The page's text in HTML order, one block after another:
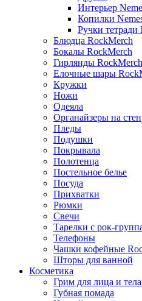
Интерьер
Копилки
Ручки тетради
Блюдца RockMerch
Бокалы RockMerch
Гирлянды RockMerch
Елочные шары
Кружки
Ножи
Одеяла
Органайзеры на
Пледы
Подушки
Покрывала
Полотенца
Постельное белье
Посуда
Прихватки
Рюмки
Свечи
Тарелки с рок-
Телефоны
Чашки кофейные
Шторы для ванной
Косметика
Грим для лица и
Губная помада